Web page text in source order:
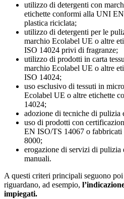
utilizzo di detergenti con
etichette conformi alla UNI
plastica riciclata;
utilizzo di detergenti per le
marchio Ecolabel UE o altre
ISO 14024 privi di fragranze;
utilizzo di prodotti in carta
marchio Ecolabel UE o altre
ISO 14024;
uso esclusivo di tessuti in
Ecolabel UE o altre etichette
14024;
adozione di tecniche di pulizia
uso di prodotti con
EN ISO/TS 14067 o fabbricati
8000;
erogazione di servizi di pulizia
manuali.
A questi criteri principali seguono poi
riguardano, ad esempio,
impiegati.